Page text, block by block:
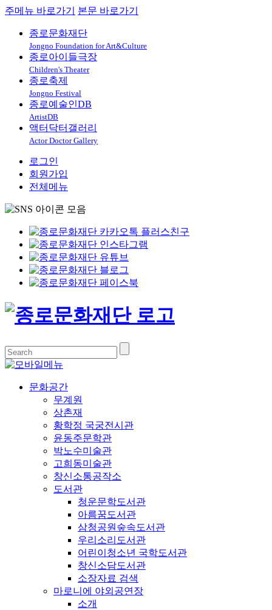
주메뉴 바로가기 본문 바로가기
종로문화재단
Jongno Foundation for Art&Culture
종로아이들극장
Children's Theater
종로축제
Jongno Festival
종로예술인DB
ArtistDB
액터닥터갤러리
Actor Doctor Gallery
로그인
회원가입
전체메뉴
문화공간
무계원
상촌재
황학정 국궁전시관
윤동주문학관
박노수미술관
고희동미술관
창신소통공작소
도서관
청운문학도서관
아름꿈도서관
삼청공원숲속도서관
우리소리도서관
어린이청소년 국학도서관
창신소담도서관
소장자료 검색
마로니에 야외공연장
소개